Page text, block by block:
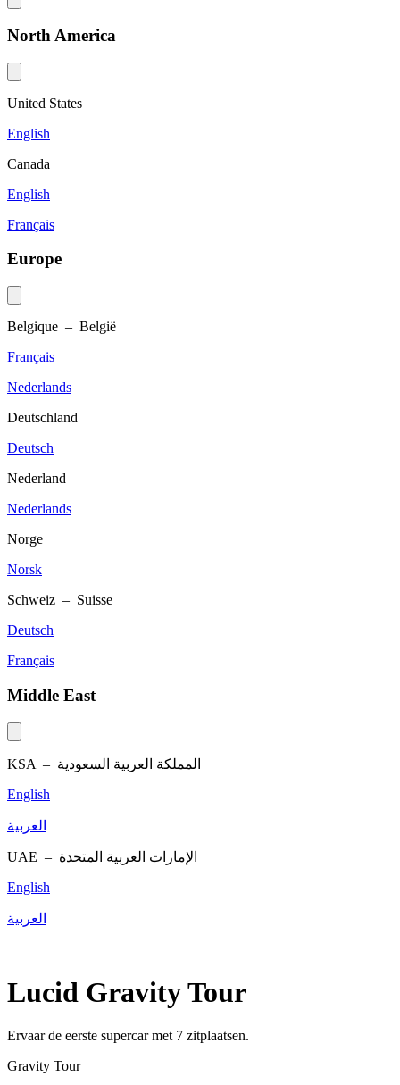
North America
United States
English
Canada
English
Français
Europe
Belgique – België
Français
Nederlands
Deutschland
Deutsch
Nederland
Nederlands
Norge
Norsk
Schweiz – Suisse
Deutsch
Français
Middle East
KSA – المملكة العربية السعودية
English
العربية
UAE – الإمارات العربية المتحدة
English
العربية
Lucid Gravity Tour
Ervaar de eerste supercar met 7 zitplaatsen.
Gravity Tour